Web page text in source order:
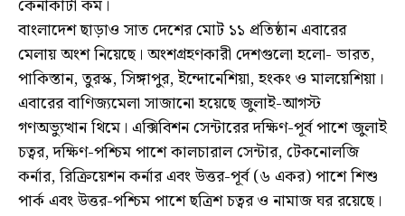
কেনাকাটা কম।
বাংলাদেশ ছাড়াও সাত দেশের মোট ১১ প্রতিষ্ঠান এবারের
মেলায় অংশ নিয়েছে। অংশগ্রহণকারী দেশগুলো হলো- ভারত,
পাকিস্তান, তুরস্ক, সিঙ্গাপুর, ইন্দোনেশিয়া, হংকং ও মালয়েশিয়া।
এবারের বাণিজ্যমেলা সাজানো হয়েছে জুলাই-আগস্ট
গণঅভ্যুত্থান থিমে। এক্সিবিশন সেন্টারের দক্ষিণ-পূর্ব পাশে জুলাই
চত্বর, দক্ষিণ-পশ্চিম পাশে কালচারাল সেন্টার, টেকনোলজি
কর্নার, রিক্রিয়েশন কর্নার এবং উত্তর-পূর্ব (৬ একর) পাশে শিশু
পার্ক এবং উত্তর-পশ্চিম পাশে ছত্রিশ চত্বর ও নামাজ ঘর রয়েছে।